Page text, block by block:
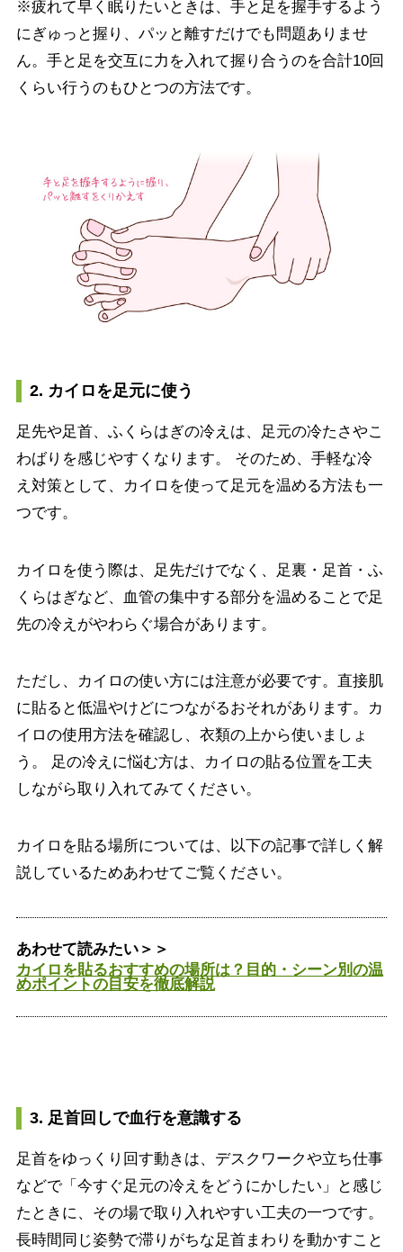
※疲れて早く眠りたいときは、手と足を握手するよう
にぎゅっと握り、パッと離すだけでも問題ありませ
ん。手と足を交互に力を入れて握り合うのを合計10回
くらい行うのもひとつの方法です。
2. カイロを足元に使う
足先や足首、ふくらはぎの冷えは、足元の冷たさやこ
わばりを感じやすくなります。 そのため、手軽な冷
え対策として、カイロを使って足元を温める方法も一
つです。
カイロを使う際は、足先だけでなく、足裏・足首・ふ
くらはぎなど、血管の集中する部分を温めることで足
先の冷えがやわらぐ場合があります。
ただし、カイロの使い方には注意が必要です。直接肌
に貼ると低温やけどにつながるおそれがあります。カ
イロの使用方法を確認し、衣類の上から使いましょ
う。 足の冷えに悩む方は、カイロの貼る位置を工夫
しながら取り入れてみてください。
カイロを貼る場所については、以下の記事で詳しく解
説しているためあわせてご覧ください。
あわせて読みたい＞＞
カイロを貼るおすすめの場所は？目的・シーン別の温
めポイントの目安を徹底解説
3. 足首回しで血行を意識する
足首をゆっくり回す動きは、デスクワークや立ち仕事
などで「今すぐ足元の冷えをどうにかしたい」と感じ
たときに、その場で取り入れやすい工夫の一つです。
長時間同じ姿勢で滞りがちな足首まわりを動かすこと